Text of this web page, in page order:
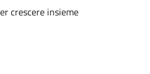
crescere insieme